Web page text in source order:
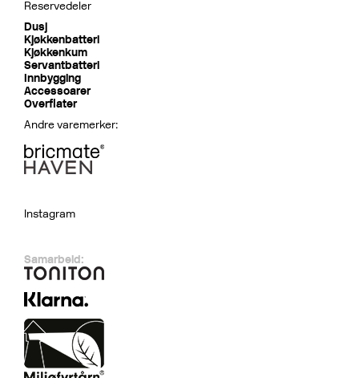
Reservedeler
Dusj
Kjøkkenbatteri
Kjøkkenkum
Servantbatteri
Innbygging
Accessoarer
Overflater
Andre varemerker:
Samarbeid:
Instagram